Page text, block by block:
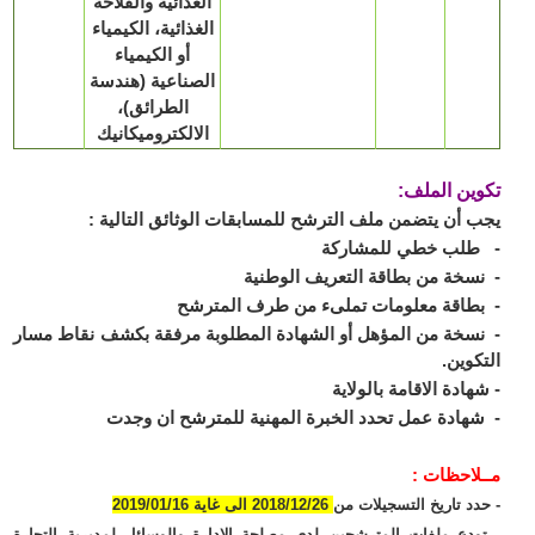
الغذائية، الكيمياء
أو الكيمياء
الصناعية (هندسة
الطرائق)،
الالكتروميكانيك
الملف:
أن يتضمن ملف الترشح للمسابقات الوثائق التالية :
طلب خطي للمشاركة
من بطاقة التعريف الوطنية
معلومات تملىء من طرف المترشح
من المؤهل أو الشهادة المطلوبة مرفقة بكشف نقاط مسار
الاقامة بالولاية
عمل تحدد الخبرة المهنية للمترشح ان وجدت
:
تاريخ التسجيلات من2018/12/26 الى غاية 2019/01/16